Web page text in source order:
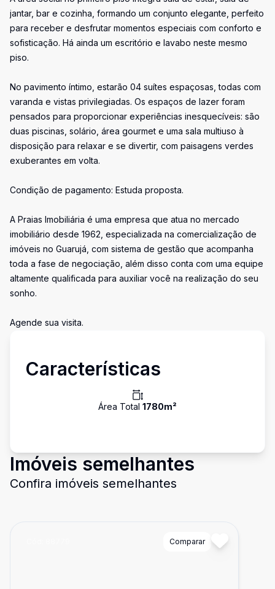
jantar, bar e cozinha, formando um conjunto elegante, perfeito
para receber e desfrutar momentos especiais com conforto e
sofisticação. Há ainda um escritório e lavabo neste mesmo
piso.
No pavimento íntimo, estarão 04 suítes espaçosas, todas com
varanda e vistas privilegiadas. Os espaços de lazer foram
pensados para proporcionar experiências inesquecíveis: são
duas piscinas, solário, área gourmet e uma sala multiuso à
disposição para relaxar e se divertir, com paisagens verdes
exuberantes em volta.
Condição de pagamento: Estuda proposta.
A Praias Imobiliária é uma empresa que atua no mercado
imobiliário desde 1962, especializada na comercialização de
imóveis no Guarujá, com sistema de gestão que acompanha
toda a fase de negociação, além disso conta com uma equipe
altamente qualificada para auxiliar você na realização do seu
sonho.
Agende sua visita.
Características
Área Total 1780m²
Imóveis semelhantes
Confira imóveis semelhantes
Comparar